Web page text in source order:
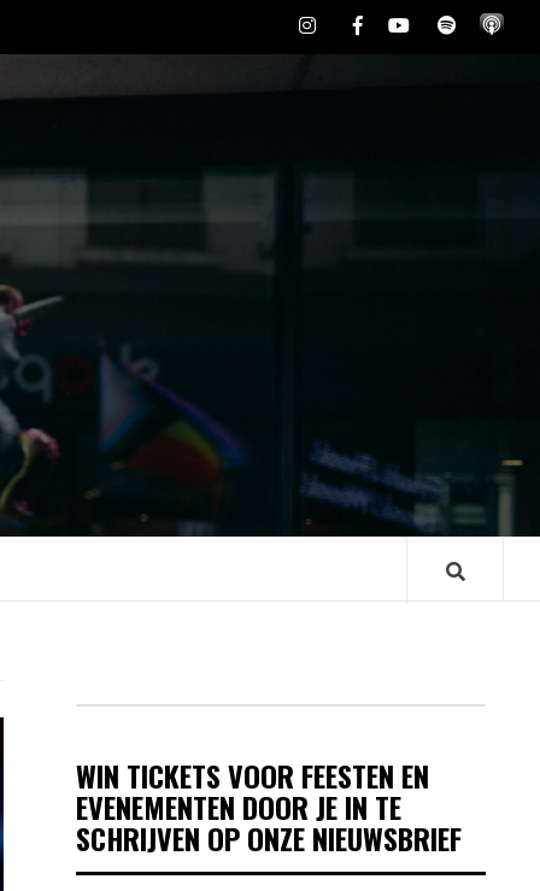
InstagramFacebookYoutubeSpotify
WIN TICKETS VOOR FEESTEN EN
EVENEMENTEN DOOR JE IN TE
SCHRIJVEN OP ONZE NIEUWSBRIEF